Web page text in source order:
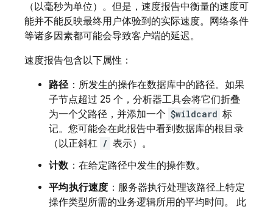
（以毫秒为单位）。但是，速度报告中衡量的速度可
能并不能反映最终用户体验到的实际速度。网络条件
等诸多因素都可能会导致客户端的延迟。
速度报告包含以下属性：
路径：所发生的操作在数据库中的路径。如果
子节点超过 25 个，分析器工具会将它们折叠
为一个父路径，并添加一个 $wildcard 标
记。您可能会在此报告中看到数据库的根目录
（以正斜杠 / 表示）。
计数：在给定路径中发生的操作数。
平均执行速度 ：服务器执行处理该路径上特定
操作类型所需的业务逻辑所用的平均时间。 此